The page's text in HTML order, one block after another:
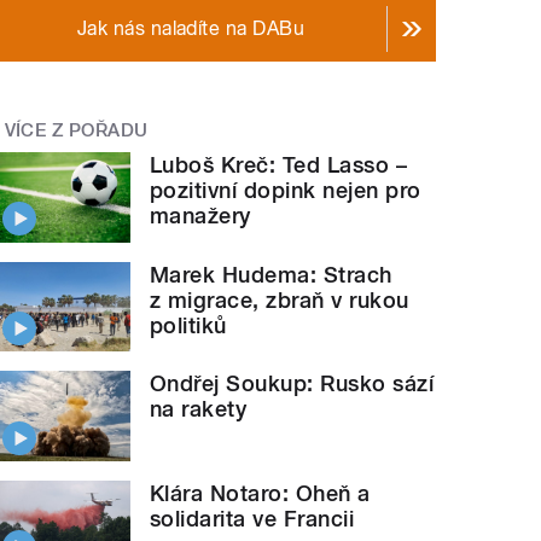
Jak nás naladíte na DABu
VÍCE Z POŘADU
Luboš Kreč: Ted Lasso –
pozitivní dopink nejen pro
manažery
Marek Hudema: Strach
z migrace, zbraň v rukou
politiků
Ondřej Soukup: Rusko sází
na rakety
Klára Notaro: Oheň a
solidarita ve Francii